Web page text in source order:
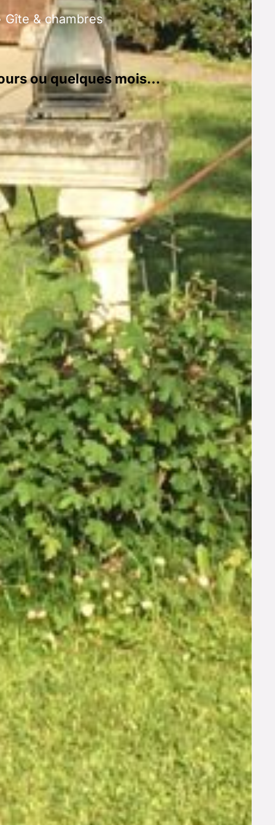
& chambres
ou quelques mois…